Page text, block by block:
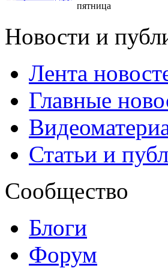
пятница
Новости и
Лента
Главные
Статьи и
Сообщество
Блоги
Форум